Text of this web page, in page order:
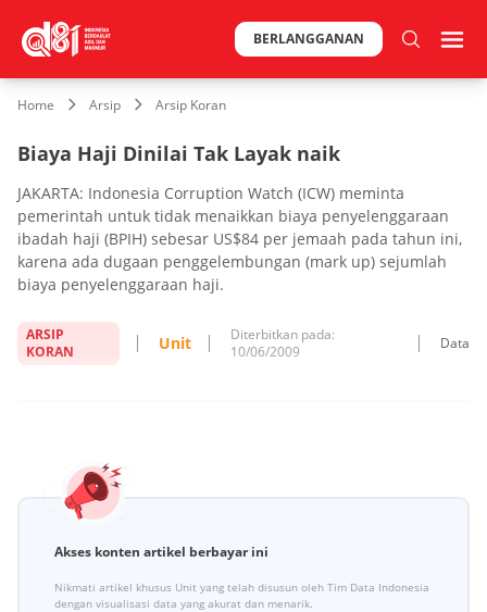
BERLANGGANAN
Home Arsip Arsip Koran
Biaya Haji Dinilai Tak Layak naik
JAKARTA: Indonesia Corruption Watch (ICW) meminta
pemerintah untuk tidak menaikkan biaya penyelenggaraan
ibadah haji (BPIH) sebesar US$84 per jemaah pada tahun ini,
karena ada dugaan penggelembungan (mark up) sejumlah
biaya penyelenggaraan haji.
ARSIP
KORAN
Unit
Diterbitkan pada:
10/06/2009
Data
Akses konten artikel berbayar ini
Nikmati artikel khusus Unit yang telah disusun oleh Tim Data Indonesia
dengan visualisasi data yang akurat dan menarik.